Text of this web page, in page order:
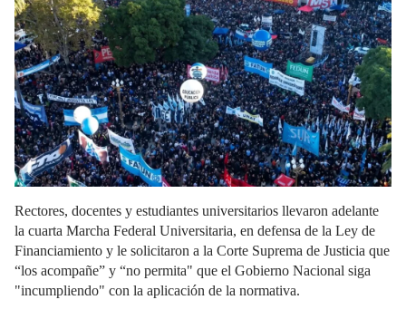
Rectores, docentes y estudiantes universitarios llevaron adelante
la cuarta Marcha Federal Universitaria, en defensa de la Ley de
Financiamiento y le solicitaron a la Corte Suprema de Justicia que
“los acompañe” y “no permita" que el Gobierno Nacional siga
"incumpliendo" con la aplicación de la normativa.